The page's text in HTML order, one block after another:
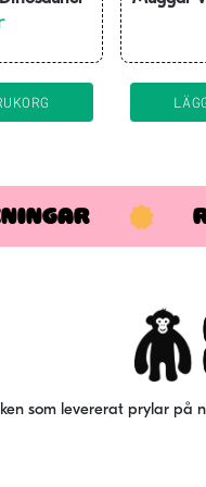
som levererat prylar